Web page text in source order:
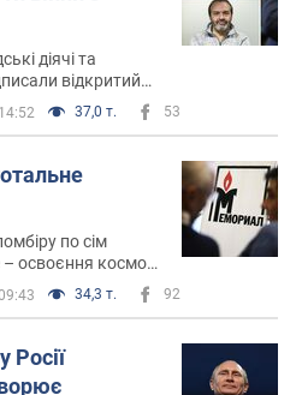
діячі та
відкритий
37,0 т. 53
по сім
– освоєння космосу
34,3 т. 92
Росії